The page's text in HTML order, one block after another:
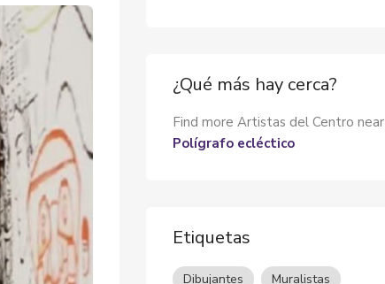
¿Qué más hay cerca?
Find more Artistas del Centro near
Polígrafo ecléctico
Etiquetas
Dibujantes Muralistas